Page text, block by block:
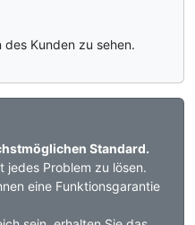
Kunden zu sehen.
Standard.
jedes Problem zu lösen.
eine Funktionsgarantie